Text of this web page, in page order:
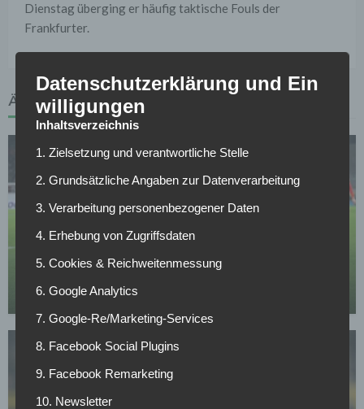
Dienstag überging er häufig taktische Fouls der
Frankfurter.
ÄHNLICHE ARTIKEL
BORUSSIA DORTMUND
Verkündung noch heute: BVB-Transfer kurz vor
12.05.2026
Datenschutzerklärung und Ein
willigungen
Inhaltsverzeichnis
1. Zielsetzung und verantwortliche Stelle
2. Grundsätzliche Angaben zur Datenverarbeitung
3. Verarbeitung personenbezogener Daten
4. Erhebung von Zugriffsdaten
5. Cookies & Reichweitenmessung
6. Google Analytics
7. Google-Re/Marketing-Services
8. Facebook Social Plugins
9. Facebook Remarketing
10. Newsletter